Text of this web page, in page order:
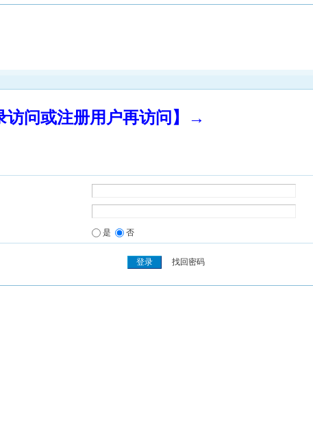
访问或注册用户再访问】→
是 否
找回密码